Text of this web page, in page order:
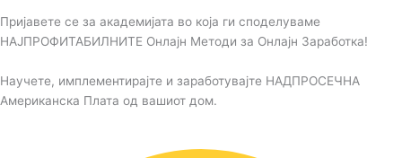
Пријавете се за академијата во која ги споделуваме
НАЈПРОФИТАБИЛНИТЕ Онлајн Методи за Онлајн Заработка!
Научете, имплементирајте и заработувајте НАДПРОСЕЧНА
Американска Плата од вашиот дом.